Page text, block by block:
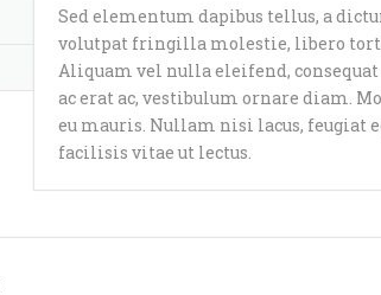
Sed elementum dapibus tellus, a
volutpat fringilla molestie, libero
Aliquam vel nulla eleifend,
ac erat ac, vestibulum ornare diam.
eu mauris. Nullam nisi lacus, feugiat
facilisis vitae ut lectus.